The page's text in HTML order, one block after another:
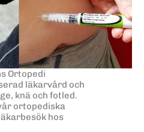
Ortopedi
läkarvård och
knä och fotled.
ortopediska
hos